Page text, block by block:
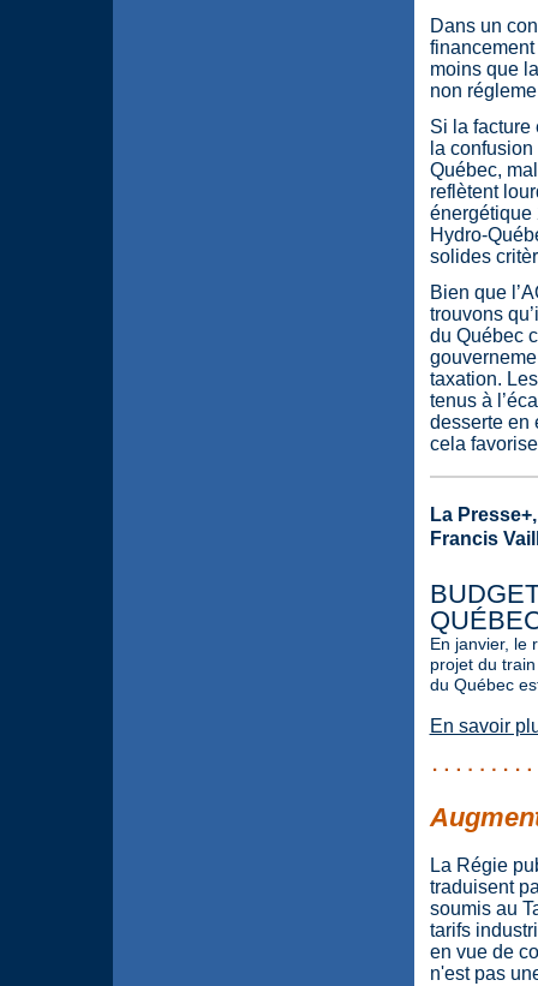
Dans un
moins que
non
Si la facture
la
Québec,
reflètent
énergétique
Hydro-
solides
Bien que
trouvons
du Québec
taxation.
tenus à
desserte en
cela
La
Francis
En janvier, le
projet du
du Québec
En savoir
La Régie
traduisent
soumis au
tarifs
en vue de
n'est pas